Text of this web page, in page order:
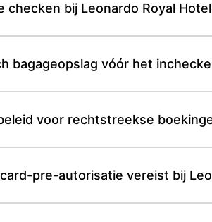
bij Leonardo Royal
bagageopslag vóór het
voor rechtstreekse
pre-autorisatie vereist bij